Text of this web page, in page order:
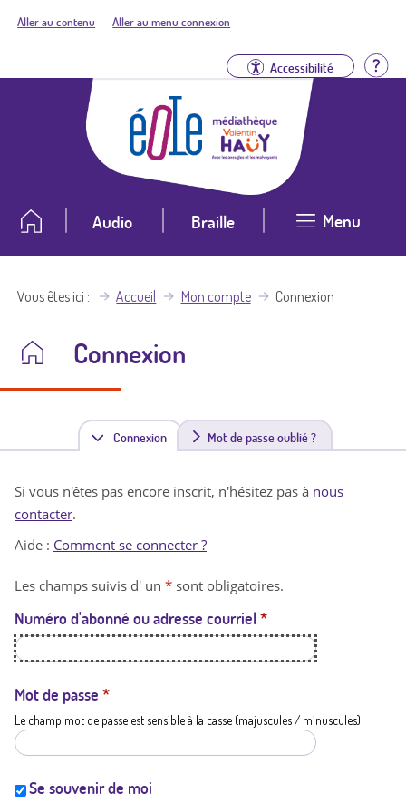
Aller au contenu Aller au menu connexion
Accessibilité
Audio Braille Menu
Vous êtes ici Accueil Mon compte Connexion
Connexion
Connexion(
n
t
a
t
i
Mot de passe oublié ?
Si vous n'êtes pas encore inscrit, n'hésitez pas à nous
contacter.
Aide : Comment se connecter ?
Les champs suivis d' un * sont obligatoires.
Numéro d'abonné ou adresse courriel *
Mot de passe *
Le champ mot de passe est sensible à la casse (majuscules / minuscules)
Se souvenir de moi